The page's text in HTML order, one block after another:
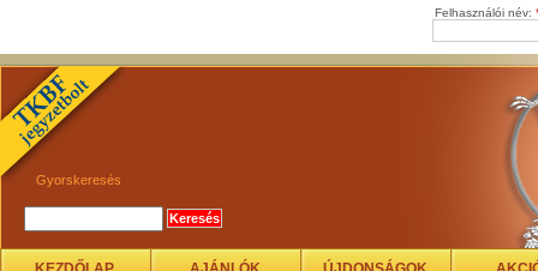
Felhasználói név:
Gyorskeresés